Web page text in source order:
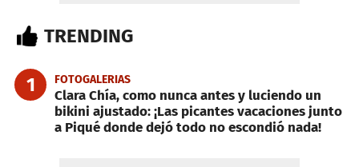
TRENDING
1 FOTOGALERIAS
Clara Chía, como nunca antes y luciendo un
bikini ajustado: ¡Las picantes vacaciones junto
a Piqué donde dejó todo no escondió nada!